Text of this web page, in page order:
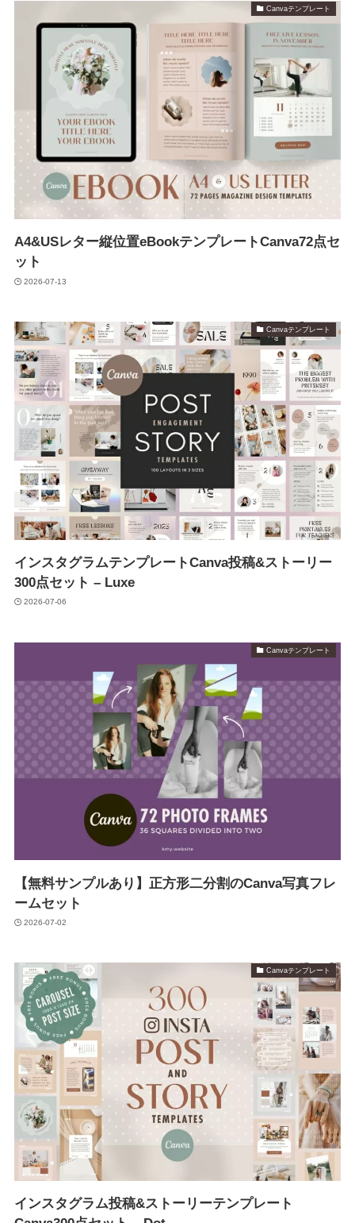
Canvaテンプレート
A4&USレター縦位置eBookテンプレートCanva72点セ
ット
2026-07-13
Canvaテンプレート
インスタグラムテンプレートCanva投稿&ストーリー
300点セット – Luxe
2026-07-06
Canvaテンプレート
【無料サンプルあり】正方形二分割のCanva写真フレ
ームセット
2026-07-02
Canvaテンプレート
インスタグラム投稿&ストーリーテンプレート